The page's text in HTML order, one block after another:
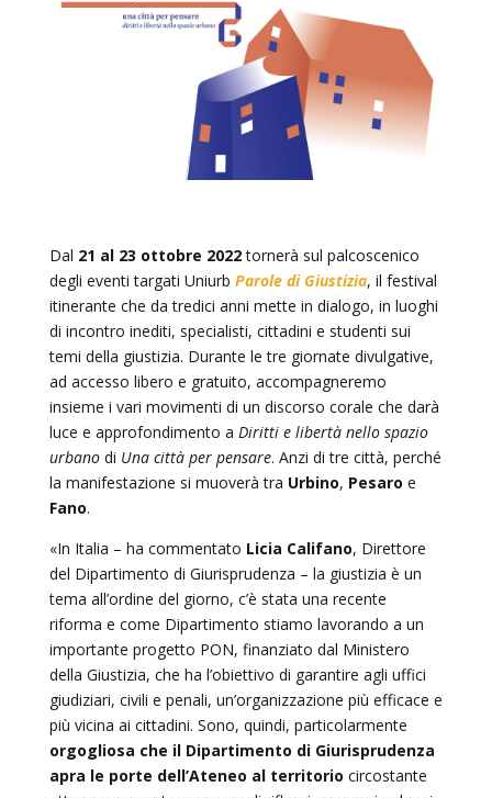
Dal 21 al 23 ottobre 2022tornerà sul palcoscenico
degli eventi targati Uniurb Parole di Giustizia, il festival
itinerante che da tredici anni mette in dialogo, in luoghi
di incontro inediti, specialisti, cittadini e studenti sui
temi della giustizia. Durante le tre giornate divulgative,
ad accesso libero e gratuito, accompagneremo
insieme i vari movimenti di un discorso corale che darà
luce e approfondimento a Diritti e libertà nello spazio
urbanodi Una città per pensare. Anzi di tre città, perché
la manifestazione si muoverà tra Urbino, Pesaro e
Fano.
«In Italia – ha commentato Licia Califano, Direttore
del Dipartimento di Giurisprudenza – la giustizia è un
tema all’ordine del giorno, c’è stata una recente
riforma e come Dipartimento stiamo lavorando a un
importante progetto PON, finanziato dal Ministero
della Giustizia, che ha l’obiettivo di garantire agli uffici
giudiziari, civili e penali, un’organizzazione più efficace e
più vicina ai cittadini. Sono, quindi, particolarmente
orgogliosa che il Dipartimento di Giurisprudenza
apra le porte dell’Ateneo al territorio circostante